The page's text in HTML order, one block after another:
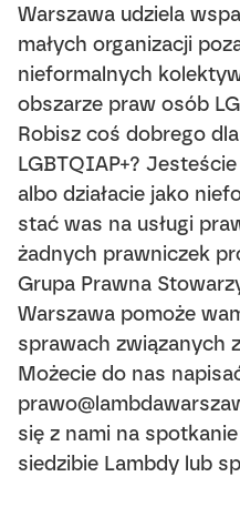
Warszawa udziela
małych organizacji
nieformalnych
obszarze praw osób
Robisz coś dobrego
LGBTQIAP+?
albo działacie jako
stać was na usługi
żadnych prawniczek
Grupa Prawna
Warszawa pomoże
sprawach związanych
Możecie do nas
się z nami na
siedzibie Lambdy lub